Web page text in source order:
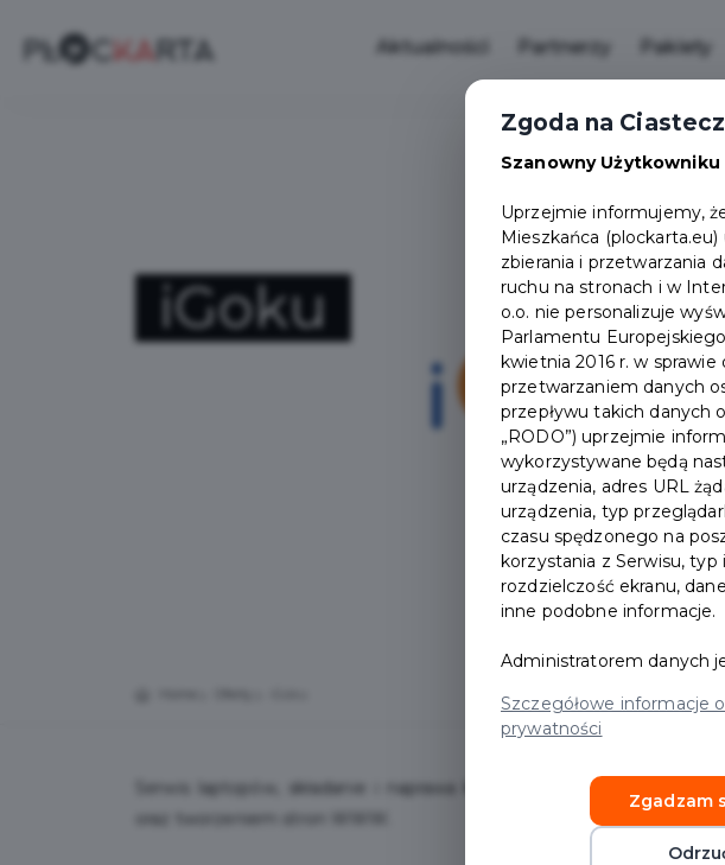
Aktualności Partnerzy Pakiety
iGoku
Serwis laptopów, składanie i naprawa komputerów. Zajmujemy
oraz tworzeniem stron WWW.
Zgoda na
Szanowny Użytkowniku
Uprzejmie informujemy,
Mieszkańca
zbierania i przetwarzania
ruchu na stronach i w
o.o. nie personalizuje
Parlamentu
kwietnia 2016 r. w
przetwarzaniem danych
przepływu takich danych
„RODO”) uprzejmie
wykorzystywane będą
urządzenia, adres URL
urządzenia, typ
czasu spędzonego na
korzystania z Serwisu,
rozdzielczość ekranu,
inne podobne informacje.
Administratorem danych
Szczegółowe informacje
prywatności
Zgadzam